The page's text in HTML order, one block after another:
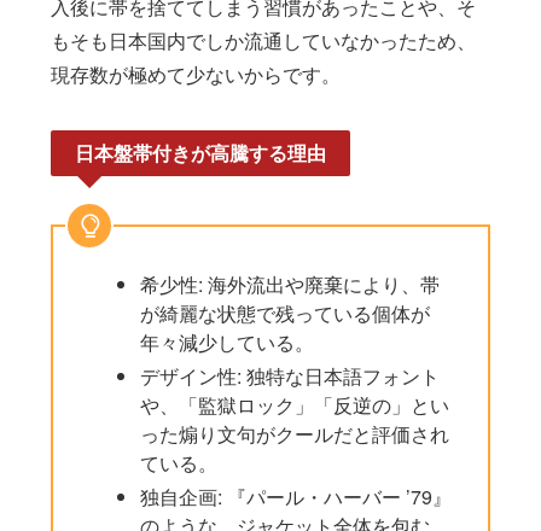
入後に帯を捨ててしまう習慣があったことや、そ
もそも日本国内でしか流通していなかったため、
現存数が極めて少ないからです。
日本盤帯付きが高騰する理由
希少性: 海外流出や廃棄により、帯
が綺麗な状態で残っている個体が
年々減少している。
デザイン性: 独特な日本語フォント
や、「監獄ロック」「反逆の」とい
った煽り文句がクールだと評価され
ている。
独自企画: 『パール・ハーバー ’79』